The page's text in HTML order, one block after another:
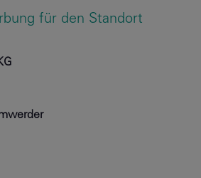
für den Standort